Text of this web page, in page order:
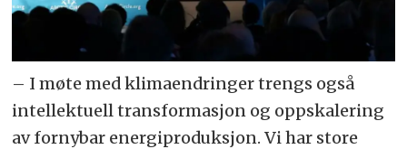
– I møte med klimaendringer trengs også
intellektuell transformasjon og oppskalering
av fornybar energiproduksjon. Vi har store